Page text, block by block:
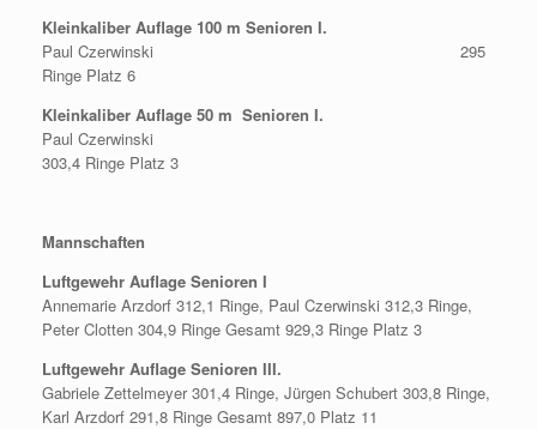
Kleinkaliber Auflage 100 m Senioren I.
Paul Czerwinski 295
Ringe Platz 6
Kleinkaliber Auflage 50 m Senioren I.
Paul Czerwinski
303,4 Ringe Platz 3
Mannschaften
Luftgewehr Auflage Senioren I
Annemarie Arzdorf 312,1 Ringe, Paul Czerwinski 312,3 Ringe,
Peter Clotten 304,9 Ringe Gesamt 929,3 Ringe Platz 3
Luftgewehr Auflage Senioren III.
Gabriele Zettelmeyer 301,4 Ringe, Jürgen Schubert 303,8 Ringe,
Karl Arzdorf 291,8 Ringe Gesamt 897,0 Platz 11